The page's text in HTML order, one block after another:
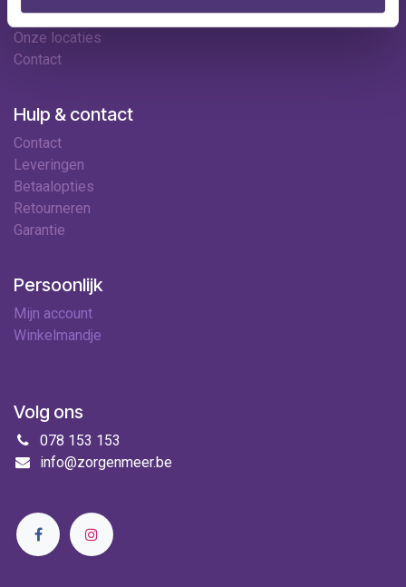
Ledenkorting
Onze locaties
Contact
Hulp & contact
Contact
Leveringen
Betaalopties
Retourneren
Garantie
Persoonlijk
Mijn account
Winkelmandje
Volg ons
078 153 153
info@zorgenmeer.be